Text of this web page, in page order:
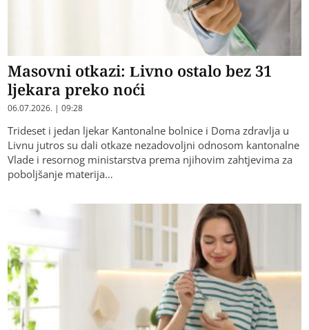
Masovni otkazi: Livno ostalo bez 31
ljekara preko noći
06.07.2026. | 09:28
Trideset i jedan ljekar Kantonalne bolnice i Doma zdravlja u
Livnu jutros su dali otkaze nezadovoljni odnosom kantonalne
Vlade i resornog ministarstva prema njihovim zahtjevima za
poboljšanje materija…